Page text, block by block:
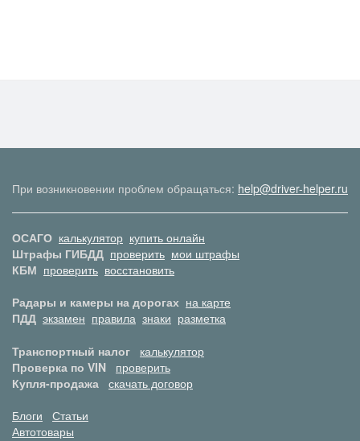
При возникновении проблем обращаться: help@driver-helper.ru
ОСАГО калькулятор купить онлайн
Штрафы ГИБДД проверить мои штрафы
КБМ проверить восстановить
Радары и камеры на дорогах на карте
ПДД экзамен правила знаки разметка
Транспортный налог
калькулятор
Проверка по VIN
проверить
Купля-продажа скачать договор
Блоги
Статьи
Автотовары